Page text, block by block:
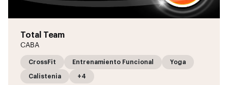
Total Team
CABA
CrossFit Entrenamiento Funcional Yoga
Calistenia +4